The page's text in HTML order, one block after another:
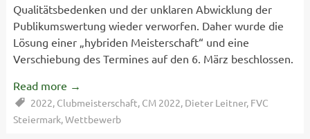
Qualitätsbedenken und der unklaren Abwicklung der
Publikumswertung wieder verworfen. Daher wurde die
Lösung einer „hybriden Meisterschaft“ und eine
Verschiebung des Termines auf den 6. März beschlossen.
Read more →
2022, Clubmeisterschaft, CM 2022, Dieter Leitner, FVC
Steiermark,Wettbewerb